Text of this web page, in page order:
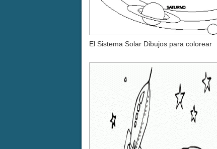
El Sistema Solar Dibujos para colorear